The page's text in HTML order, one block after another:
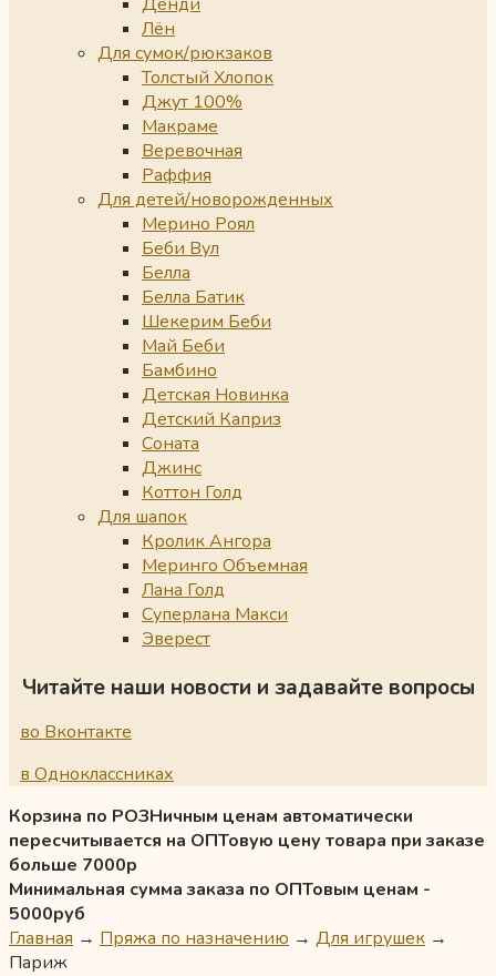
Лён
Для сумок/рюкзаков
Толстый Хлопок
Джут 100%
Макраме
Веревочная
Раффия
Для детей/новорожденных
Мерино Роял
Беби Вул
Белла
Белла Батик
Шекерим Беби
Май Беби
Бамбино
Детская Новинка
Детский Каприз
Соната
Джинс
Коттон Голд
Для шапок
Кролик Ангора
Меринго Объемная
Лана Голд
Суперлана Макси
Эверест
Читайте наши новости и задавайте вопросы
во Вконтакте
в Одноклассниках
Корзина по РОЗНичным ценам автоматически
пересчитывается на ОПТовую цену товара при заказе
больше 7000р
Минимальная сумма заказа по ОПТовым ценам -
5000руб
Главная → Пряжа по назначению → Для игрушек →
Париж